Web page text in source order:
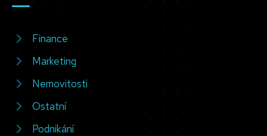
Finance
Marketing
Nemovitosti
Ostatní
Podnikání